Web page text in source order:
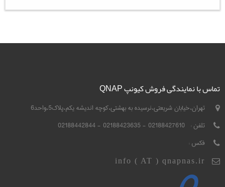
تماس با نمایندگی فروش کیونپ QNAP
تهران،خیابان شریعتی،نرسیده به بهشتی،کوچه اندیشه یکم،پلاک5،واحد6
تلفن : 02188427610 - 02188423635 - 02188442844
فکس :
info ( AT ) qnapnas.ir